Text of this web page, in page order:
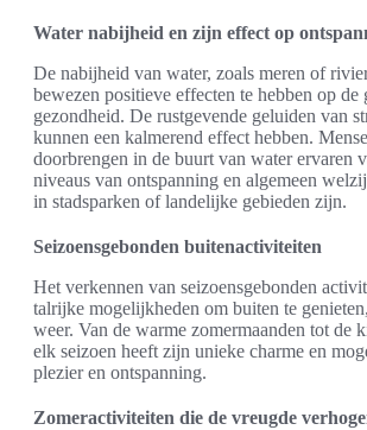
Water nabijheid en zijn effect op
De nabijheid van water, zoals meren of
bewezen positieve effecten te hebben op de
gezondheid. De rustgevende geluiden van
kunnen een kalmerend effect hebben.
doorbrengen in de buurt van water ervaren
niveaus van ontspanning en algemeen
in stadsparken of landelijke gebieden zijn.
Seizoensgebonden buitenactiviteiten
Het verkennen van seizoensgebonden
talrijke mogelijkheden om buiten te
weer. Van de warme zomermaanden tot de
elk seizoen heeft zijn unieke charme en
plezier en ontspanning.
Zomeractiviteiten die de vreugde